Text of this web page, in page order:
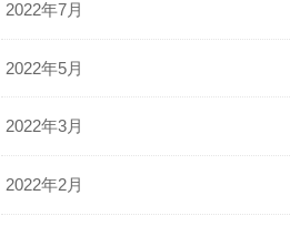
2022年7月
2022年5月
2022年3月
2022年2月